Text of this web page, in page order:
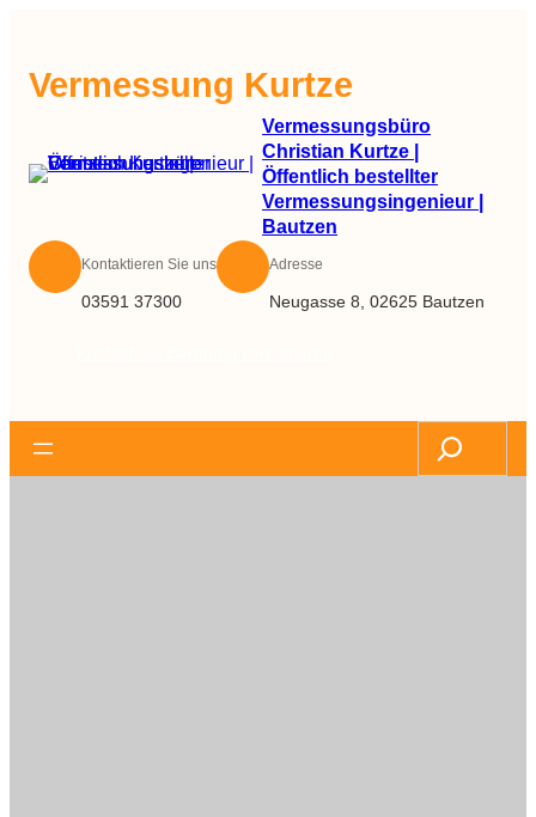
springen
Vermessung Kurtze
Vermessungsbüro
Christian Kurtze |
Öffentlich bestellter
Vermessungsingenieur |
Bautzen
Kontaktieren Sie uns
03591 37300
Adresse
Neugasse 8, 02625 Bautzen
Search